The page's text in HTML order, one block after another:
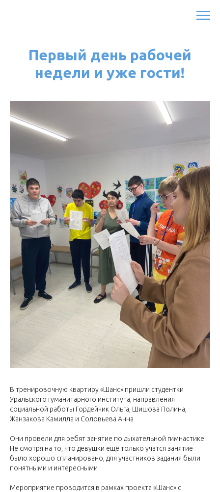
Первый день рабочей
недели и уже гости!
В тренировочную квартиру «Шанс» пришли студентки
Уральского гуманитарного института, направления
социальной работы Гордейчик Ольга, Шишова Полина,
Жанзакова Камилла и Соловьева Анна
Они провели для ребят занятие по дыхательной гимнастике.
Не смотря на то, что девушки ещё только учатся занятие
было хорошо спланировано, для участников задания были
понятными и интересными
Мероприятие проводится в рамках проекта «Шанс» с